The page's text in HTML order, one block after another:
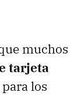
muchos
tarjeta
los